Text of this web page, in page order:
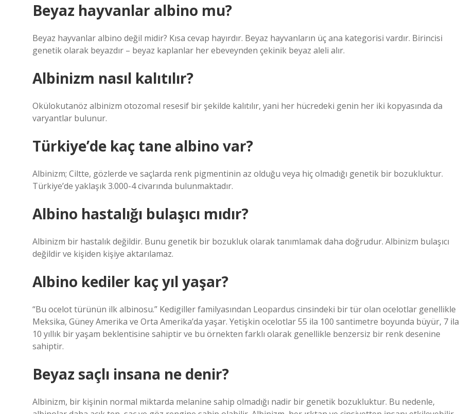
Beyaz hayvanlar albino mu?
Beyaz hayvanlar albino değil midir? Kısa cevap hayırdır. Beyaz hayvanların üç ana kategorisi vardır. Birincisi
genetik olarak beyazdır – beyaz kaplanlar her ebeveynden çekinik beyaz aleli alır.
Albinizm nasıl kalıtılır?
Okülokutanöz albinizm otozomal resesif bir şekilde kalıtılır, yani her hücredeki genin her iki kopyasında da
varyantlar bulunur.
Türkiye’de kaç tane albino var?
Albinizm; Ciltte, gözlerde ve saçlarda renk pigmentinin az olduğu veya hiç olmadığı genetik bir bozukluktur.
Türkiye’de yaklaşık 3.000-4 civarında bulunmaktadır.
Albino hastalığı bulaşıcı mıdır?
Albinizm bir hastalık değildir. Bunu genetik bir bozukluk olarak tanımlamak daha doğrudur. Albinizm bulaşıcı
değildir ve kişiden kişiye aktarılamaz.
Albino kediler kaç yıl yaşar?
“Bu ocelot türünün ilk albinosu.” Kedigiller familyasından Leopardus cinsindeki bir tür olan ocelotlar genellikle
Meksika, Güney Amerika ve Orta Amerika’da yaşar. Yetişkin ocelotlar 55 ila 100 santimetre boyunda büyür, 7 ila
10 yıllık bir yaşam beklentisine sahiptir ve bu örnekten farklı olarak genellikle benzersiz bir renk desenine
sahiptir.
Beyaz saçlı insana ne denir?
Albinizm, bir kişinin normal miktarda melanine sahip olmadığı nadir bir genetik bozukluktur. Bu nedenle,